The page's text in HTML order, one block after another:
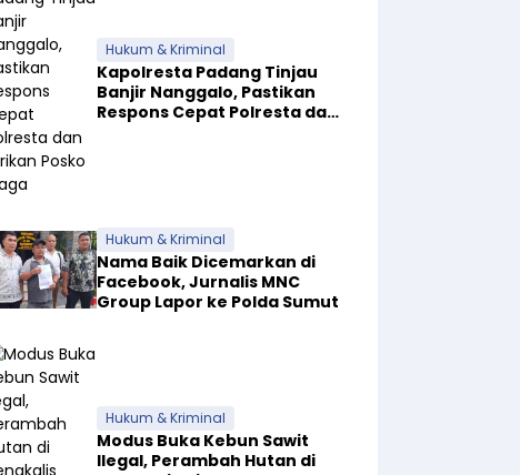
Hukum & Kriminal
Kapolresta Padang Tinjau
Banjir Nanggalo, Pastikan
Respons Cepat Polresta dan
Hukum & Kriminal
Nama Baik Dicemarkan di
Facebook, Jurnalis MNC
Group Lapor ke Polda Sumut
Hukum & Kriminal
Modus Buka Kebun Sawit
Ilegal, Perambah Hutan di